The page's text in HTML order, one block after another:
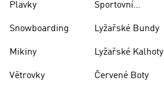
Plavky
Snowboarding
Mikiny
Větrovky
Sportovní
Lyžařské Bundy
Lyžařské Kalhoty
Červené Boty